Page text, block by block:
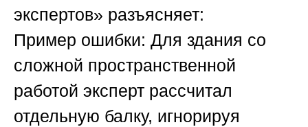
экспертов» разъясняет:
Пример ошибки: Для здания со
сложной пространственной
работой эксперт рассчитал
отдельную балку, игнорируя